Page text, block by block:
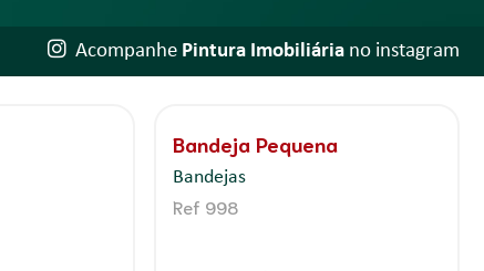
Acompanhe Pintura Imobiliária no instagram
Bandeja Pequena
Bandejas
Ref 998